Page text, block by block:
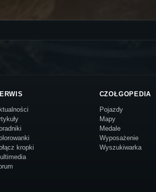
kropki
CZOŁGOPEDIA
Pojazdy
Mapy
Medale
Wyposażenie
Wyszukiwarka